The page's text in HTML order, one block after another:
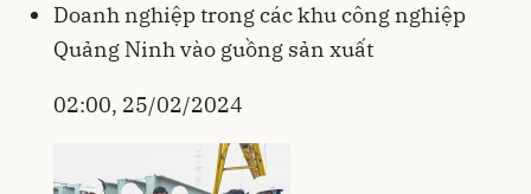
Doanh nghiệp trong các khu công nghiệp
Quảng Ninh vào guồng sản xuất
02:00, 25/02/2024